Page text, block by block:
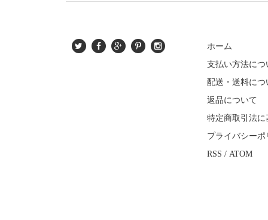
ホーム
支払い方法につ
配送・送料につ
返品について
特定商取引法に
プライバシーポ
RSS / ATOM